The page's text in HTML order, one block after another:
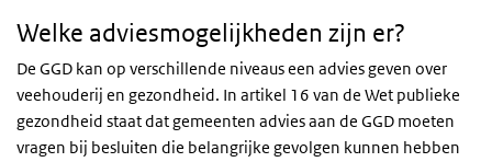
Welke adviesmogelijkheden zijn er?
De GGD kan op verschillende niveaus een advies geven over
veehouderij en gezondheid. In artikel 16 van de Wet publieke
gezondheid staat dat gemeenten advies aan de GGD moeten
vragen bij besluiten die belangrijke gevolgen kunnen hebben